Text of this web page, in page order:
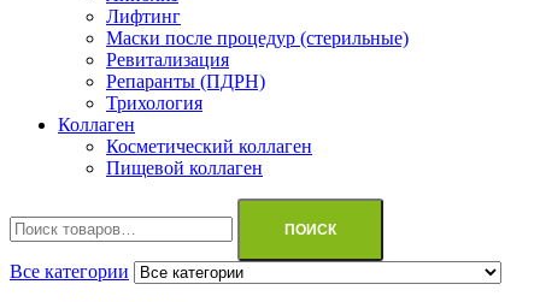
Лифтинг
Маски после процедур (стерильные)
Ревитализация
Репаранты (ПДРН)
Трихология
Коллаген
Косметический коллаген
Пищевой коллаген
ПОИСК
Все категории